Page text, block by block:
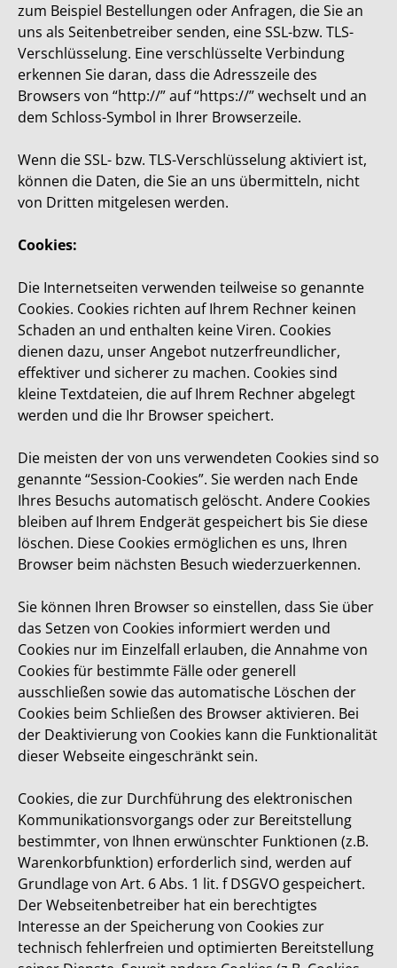
zum Beispiel Bestellungen oder Anfragen, die Sie an
uns als Seitenbetreiber senden, eine SSL-bzw. TLS-
Verschlüsselung. Eine verschlüsselte Verbindung
erkennen Sie daran, dass die Adresszeile des
Browsers von “http://” auf “https://” wechselt und an
dem Schloss-Symbol in Ihrer Browserzeile.
Wenn die SSL- bzw. TLS-Verschlüsselung aktiviert ist,
können die Daten, die Sie an uns übermitteln, nicht
von Dritten mitgelesen werden.
Cookies:
Die Internetseiten verwenden teilweise so genannte
Cookies. Cookies richten auf Ihrem Rechner keinen
Schaden an und enthalten keine Viren. Cookies
dienen dazu, unser Angebot nutzerfreundlicher,
effektiver und sicherer zu machen. Cookies sind
kleine Textdateien, die auf Ihrem Rechner abgelegt
werden und die Ihr Browser speichert.
Die meisten der von uns verwendeten Cookies sind so
genannte “Session-Cookies”. Sie werden nach Ende
Ihres Besuchs automatisch gelöscht. Andere Cookies
bleiben auf Ihrem Endgerät gespeichert bis Sie diese
löschen. Diese Cookies ermöglichen es uns, Ihren
Browser beim nächsten Besuch wiederzuerkennen.
Sie können Ihren Browser so einstellen, dass Sie über
das Setzen von Cookies informiert werden und
Cookies nur im Einzelfall erlauben, die Annahme von
Cookies für bestimmte Fälle oder generell
ausschließen sowie das automatische Löschen der
Cookies beim Schließen des Browser aktivieren. Bei
der Deaktivierung von Cookies kann die Funktionalität
dieser Webseite eingeschränkt sein.
Cookies, die zur Durchführung des elektronischen
Kommunikationsvorgangs oder zur Bereitstellung
bestimmter, von Ihnen erwünschter Funktionen (z.B.
Warenkorbfunktion) erforderlich sind, werden auf
Grundlage von Art. 6 Abs. 1 lit. f DSGVO gespeichert.
Der Webseitenbetreiber hat ein berechtigtes
Interesse an der Speicherung von Cookies zur
technisch fehlerfreien und optimierten Bereitstellung